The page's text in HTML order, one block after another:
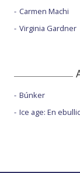
Carmen Machi
Virginia Gardner
Búnker
Ice age: En